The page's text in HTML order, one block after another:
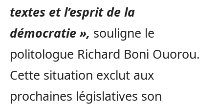
textes et l’esprit de la
démocratie », souligne le
politologue Richard Boni Ouorou.
Cette situation exclut aux
prochaines législatives son